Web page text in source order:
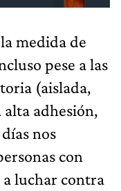
medida de
pese a las
(aislada,
adhesión,
nos
con
luchar contra